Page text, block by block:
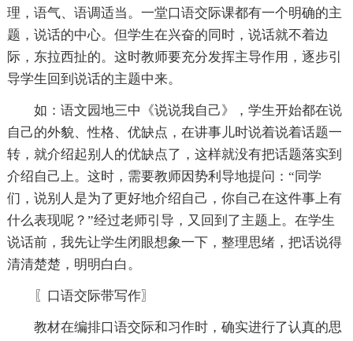
理，语气、语调适当。一堂口语交际课都有一个明确的主
题，说话的中心。但学生在兴奋的同时，说话就不着边
际，东拉西扯的。这时教师要充分发挥主导作用，逐步引
导学生回到说话的主题中来。
如：语文园地三中《说说我自己》，学生开始都在说
自己的外貌、性格、优缺点，在讲事儿时说着说着话题一
转，就介绍起别人的优缺点了，这样就没有把话题落实到
介绍自己上。这时，需要教师因势利导地提问：“同学
们，说别人是为了更好地介绍自己，你自己在这件事上有
什么表现呢？”经过老师引导，又回到了主题上。在学生
说话前，我先让学生闭眼想象一下，整理思绪，把话说得
清清楚楚，明明白白。
〖口语交际带写作〗
教材在编排口语交际和习作时，确实进行了认真的思